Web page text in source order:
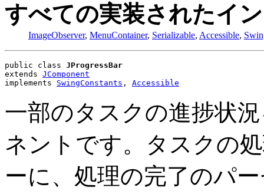
すべての実装されたイ
ImageObserver, MenuContainer, Serializable, Accessible,
public class JProgressBar
extends JComponent
implements SwingConstants , Accessible
一部のタスクの進捗状
ネントです。タスクの
ーに、処理の完了のパ